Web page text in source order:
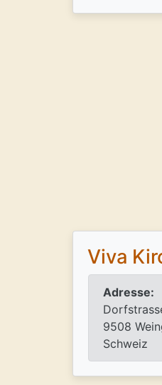
Viva
Adresse:
9508
Schweiz